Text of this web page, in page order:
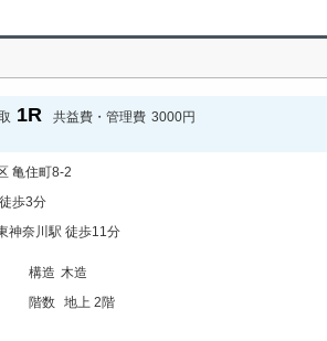
1R 共益費・管理費 3000円
亀住町8-2
歩3分
神奈川駅 徒歩11分
構造 木造
階数 地上 2階